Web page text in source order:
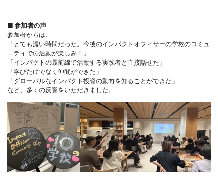
■ 参加者の声
参加者からは、
「とても濃い時間だった。今後のインパクトオフィサーの学校のコミュ
ニティでの活動が楽しみ！」
「インパクトの最前線で活動する実践者と直接話せた」
「学びだけでなく仲間ができた」
「グローバルなインパクト投資の動向を知ることができた」
など、多くの反響をいただきました。